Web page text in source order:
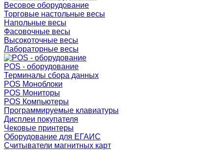
Весовое оборудование
Торговые настольные весы
Напольные весы
Фасовочные весы
Высокоточные весы
Лабораторные весы
POS - оборудование
Терминалы сбора данных
POS Моноблоки
POS Мониторы
POS Компьютеры
Программируемые клавиатуры
Дисплеи покупателя
Чековые принтеры
Оборудование для ЕГАИС
Считыватели магнитных карт